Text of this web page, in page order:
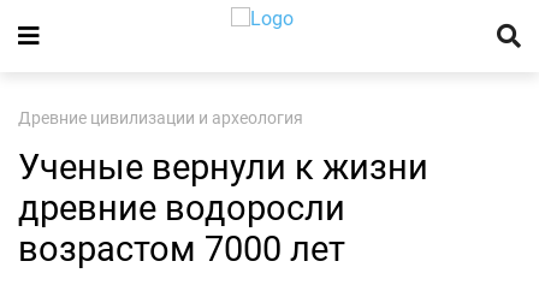
Древние цивилизации и археология
Ученые вернули к жизни
древние водоросли
возрастом 7000 лет